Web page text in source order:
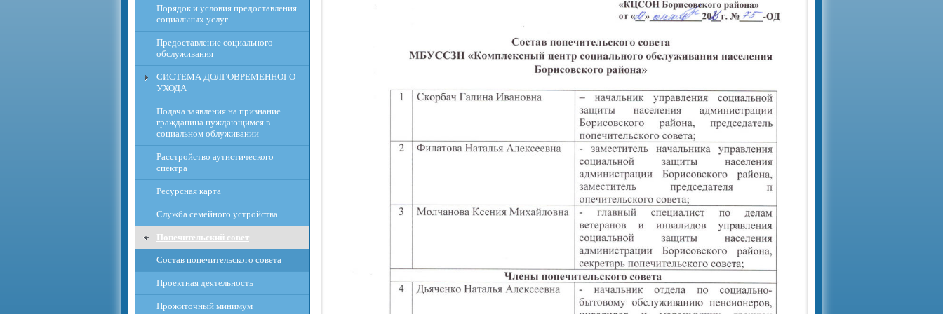
Порядок и условия предоставления
социальных услуг
Предоставление социального
обслуживания
СИСТЕМА ДОЛГОВРЕМЕННОГО
УХОДА
Подача заявления на признание
гражданина нуждающимся в
социальном облуживании
Расcтройство аутистического
спектра
Ресурсная карта
Служба семейного устройства
Попечительский совет
Состав попечительского совета
Проектная деятельность
Прожиточный минимум